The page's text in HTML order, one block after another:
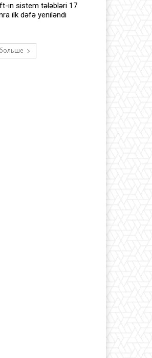
ın sistem tələbləri 17
ilk dəfə yeniləndi